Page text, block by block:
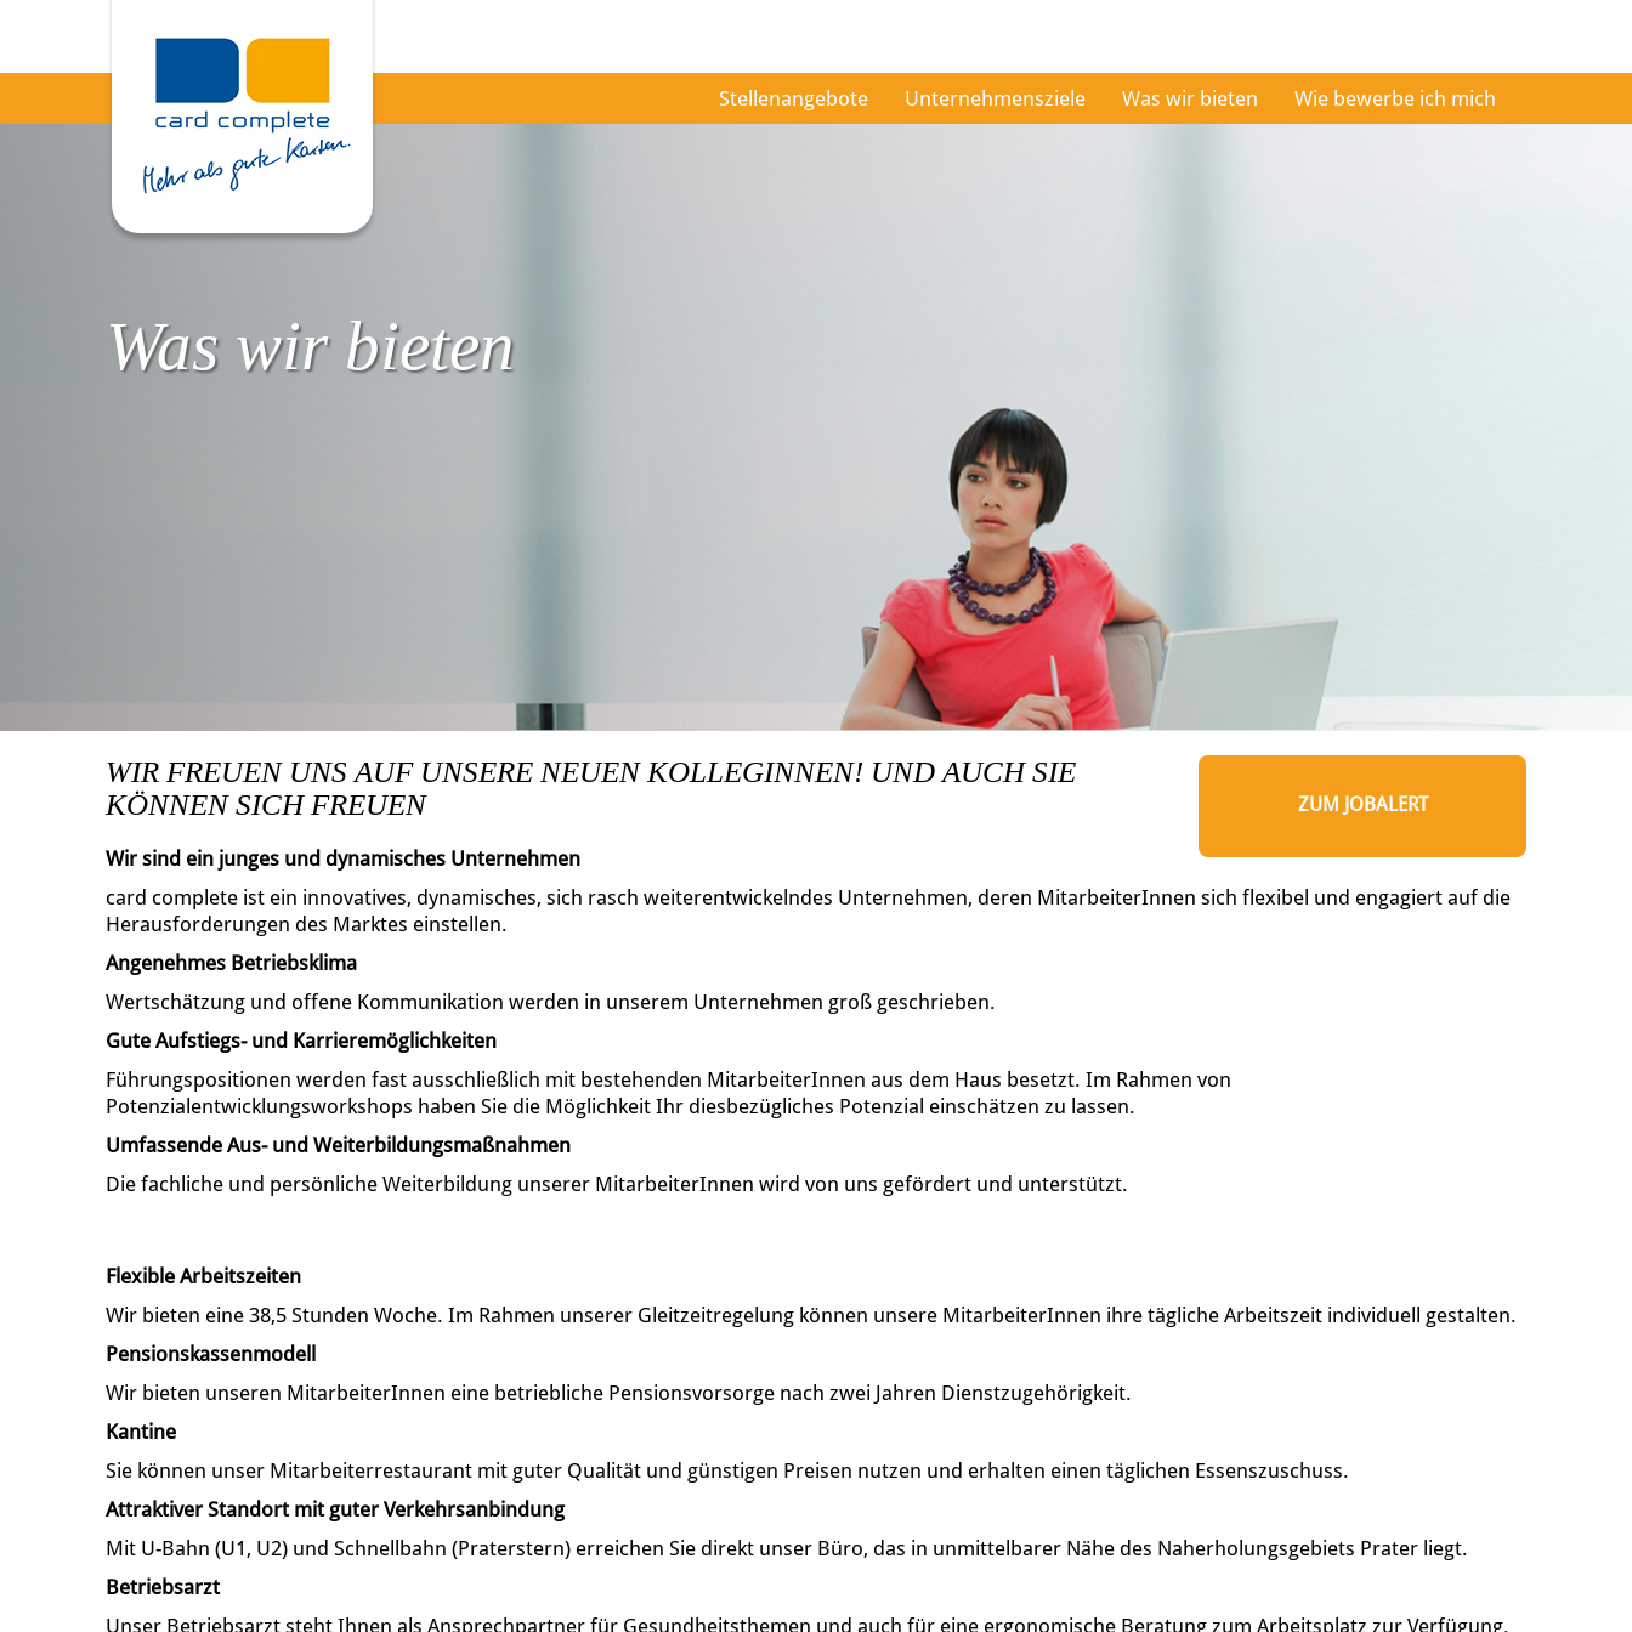
Stellenangebote Unternehmensziele Was wir bieten Wie bewerbe ich mich
Was wir bieten
ZUM JOBALERT
WIR FREUEN UNS AUF UNSERE NEUEN KOLLEGINNEN! UND AUCH SIE
KÖNNEN SICH FREUEN
Wir sind ein junges und dynamisches Unternehmen
card complete ist ein innovatives, dynamisches, sich rasch weiterentwickelndes Unternehmen, deren MitarbeiterInnen sich flexibel und engagiert auf die
Herausforderungen des Marktes einstellen.
Angenehmes Betriebsklima
Wertschätzung und offene Kommunikation werden in unserem Unternehmen groß geschrieben.
Gute Aufstiegs- und Karrieremöglichkeiten
Führungspositionen werden fast ausschließlich mit bestehenden MitarbeiterInnen aus dem Haus besetzt. Im Rahmen von
Potenzialentwicklungsworkshops haben Sie die Möglichkeit Ihr diesbezügliches Potenzial einschätzen zu lassen.
Umfassende Aus- und Weiterbildungsmaßnahmen
Die fachliche und persönliche Weiterbildung unserer MitarbeiterInnen wird von uns gefördert und unterstützt.
Flexible Arbeitszeiten
Wir bieten eine 38,5 Stunden Woche. Im Rahmen unserer Gleitzeitregelung können unsere MitarbeiterInnen ihre tägliche Arbeitszeit individuell gestalten.
Pensionskassenmodell
Wir bieten unseren MitarbeiterInnen eine betriebliche Pensionsvorsorge nach zwei Jahren Dienstzugehörigkeit.
Kantine
Sie können unser Mitarbeiterrestaurant mit guter Qualität und günstigen Preisen nutzen und erhalten einen täglichen Essenszuschuss.
Attraktiver Standort mit guter Verkehrsanbindung
Mit U-Bahn (U1, U2) und Schnellbahn (Praterstern) erreichen Sie direkt unser Büro, das in unmittelbarer Nähe des Naherholungsgebiets Prater liegt.
Betriebsarzt
Unser Betriebsarzt steht Ihnen als Ansprechpartner für Gesundheitsthemen und auch für eine ergonomische Beratung zum Arbeitsplatz zur Verfügung.